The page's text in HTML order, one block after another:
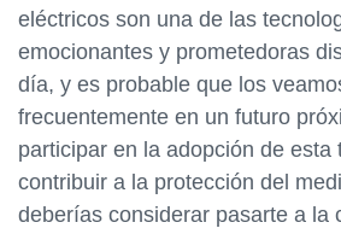
eléctricos son una de las
emocionantes y prometedoras
día, y es probable que los
frecuentemente en un futuro
participar en la adopción de esta
contribuir a la protección del
deberías considerar pasarte a la